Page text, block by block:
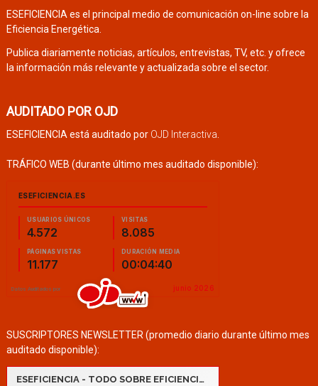
ESEFICIENCIA es el principal medio de comunicación on-line sobre la
Eficiencia Energética.
Publica diariamente noticias, artículos, entrevistas, TV, etc. y ofrece
la información más relevante y actualizada sobre el sector.
AUDITADO POR OJD
ESEFICIENCIA está auditado por OJD Interactiva.
TRÁFICO WEB (durante último mes auditado disponible):
SUSCRIPTORES NEWSLETTER (promedio diario durante último mes
auditado disponible):